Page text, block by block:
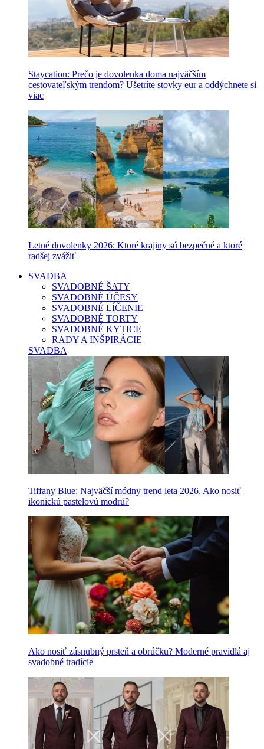
Staycation: Prečo je dovolenka doma najväčším
cestovateľským trendom? Ušetríte stovky eur a oddýchnete si
viac
Letné dovolenky 2026: Ktoré krajiny sú bezpečné a ktoré
radšej zvážiť
SVADBA
SVADOBNÉ ŠATY
SVADOBNÉ ÚČESY
SVADOBNÉ LÍČENIE
SVADOBNÉ TORTY
SVADOBNÉ KYTICE
RADY A INŠPIRÁCIE
SVADBA
Tiffany Blue: Najväčší módny trend leta 2026. Ako nosiť
ikonickú pastelovú modrú?
Ako nosiť zásnubný prsteň a obrúčku? Moderné pravidlá aj
svadobné tradície